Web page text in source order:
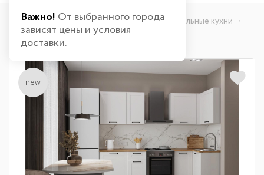
Важно! От выбранного города
зависят цены и условия
доставки.
Главная Каталог товаров Кухня
Модульные кухни
Кухня Аризона в Нижнем Новгороде
new